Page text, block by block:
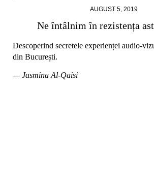
AUGUST 5, 2019
Ne întâlnim în rezistența
Descoperind secretele experienței audio-
din București.
— Jasmina Al-Qaisi